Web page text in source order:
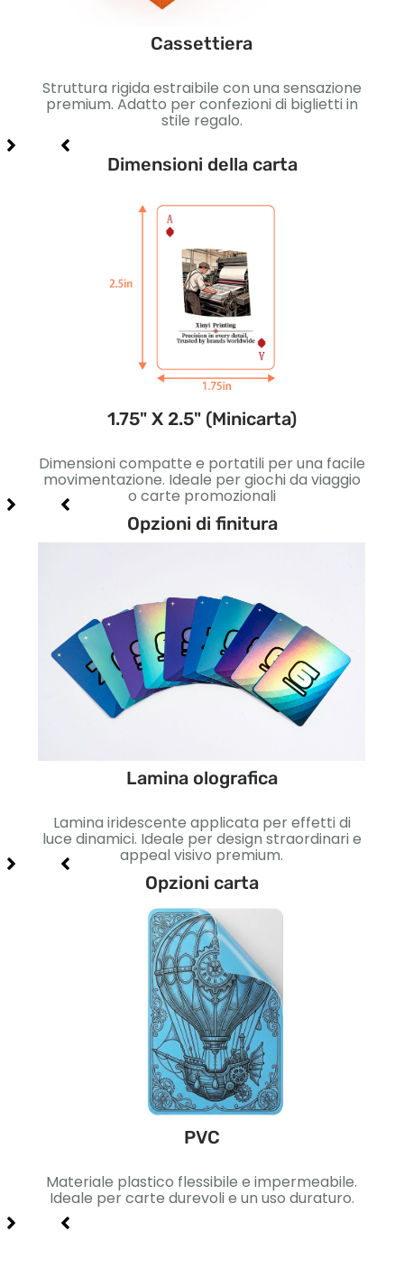
Cassettiera
Struttura rigida estraibile con una sensazione
premium. Adatto per confezioni di biglietti in
stile regalo.
Dimensioni della carta
1.75" X 2.5" (Minicarta)
Dimensioni compatte e portatili per una facile
movimentazione. Ideale per giochi da viaggio
o carte promozionali
Opzioni di finitura
Lamina olografica
Lamina iridescente applicata per effetti di
luce dinamici. Ideale per design straordinari e
appeal visivo premium.
Opzioni carta
PVC
Materiale plastico flessibile e impermeabile.
Ideale per carte durevoli e un uso duraturo.